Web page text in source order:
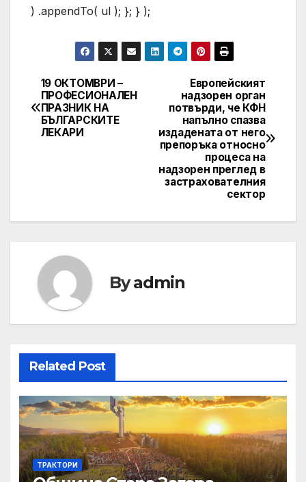
) .appendTo( ul ); }; } );
Post
navigation
Европейският
надзорен орган
потвърди, че КФН
напълно спазва
издадената от него
препоръка относно
процеса на
надзорен преглед в
застрахователния
сектор
19 ОКТОМВРИ –
ПРОФЕСИОНАЛЕН
ПРАЗНИК НА
БЪЛГАРСКИТЕ
ЛЕКАРИ
Byadmin
Related Post
ТРАКТОРИ